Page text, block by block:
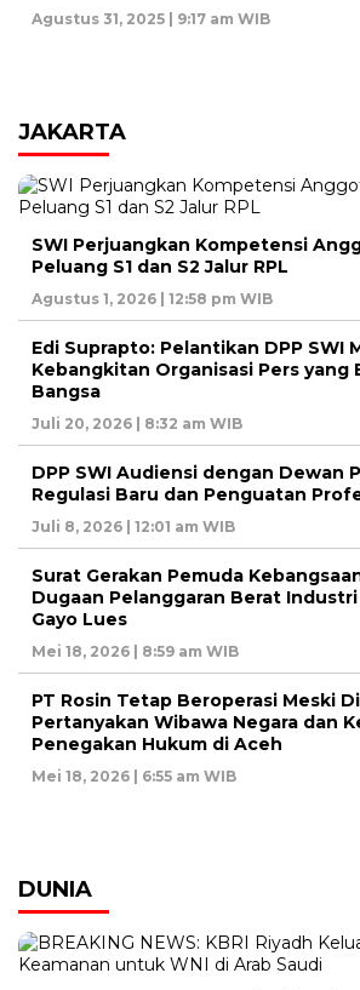
Agustus 31, 2025 | 9:17 am WIB
JAKARTA
SWI Perjuangkan Kompetensi
Peluang S1 dan S2 Jalur RPL
Agustus 1, 2026 | 12:58 pm WIB
Edi Suprapto: Pelantikan DPP SWI
Kebangkitan Organisasi Pers yang
Bangsa
Juli 20, 2026 | 8:32 am WIB
DPP SWI Audiensi dengan Dewan
Regulasi Baru dan Penguatan
Juli 8, 2026 | 12:01 am WIB
Surat Gerakan Pemuda
Dugaan Pelanggaran Berat
Gayo Lues
Mei 18, 2026 | 8:59 am WIB
PT Rosin Tetap Beroperasi Meski
Pertanyakan Wibawa Negara dan
Penegakan Hukum di Aceh
Mei 18, 2026 | 6:55 am WIB
DUNIA